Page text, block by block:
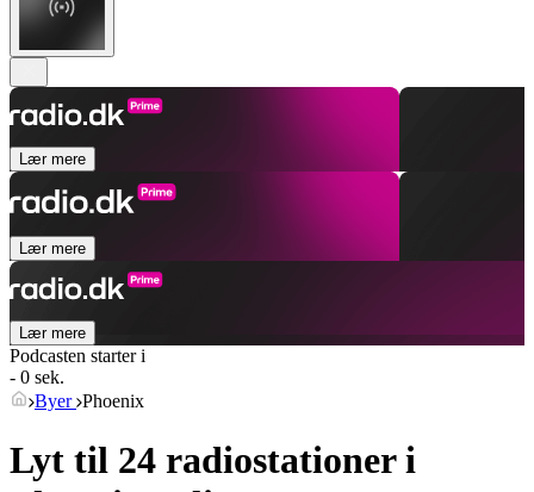
Lær mere
Lær mere
Lær mere
Podcasten starter i
- 0 sek.
Byer Phoenix
Lyt til 24 radiostationer i